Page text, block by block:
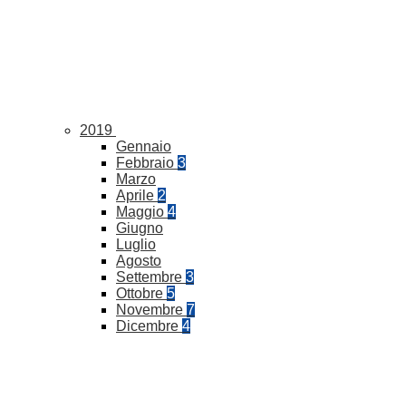
2019
Gennaio
Febbraio 3
Marzo
Aprile 2
Maggio 4
Giugno
Luglio
Agosto
Settembre 3
Ottobre 5
Novembre 7
Dicembre 4